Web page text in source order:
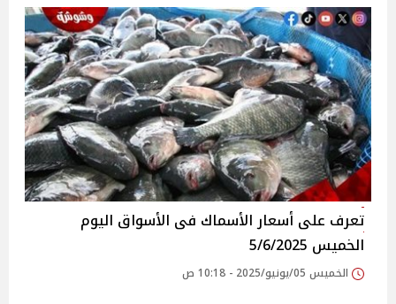
تعرف على أسعار الأسماك فى الأسواق‎‎ اليوم
الخميس 5/6/2025
الخميس 05/يونيو/2025 - 10:18 ص